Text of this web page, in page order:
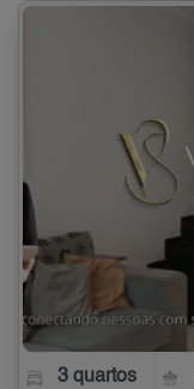
3 quartos